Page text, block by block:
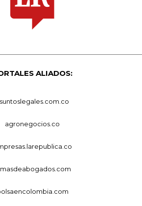
ALIADOS:
agronegocios.co